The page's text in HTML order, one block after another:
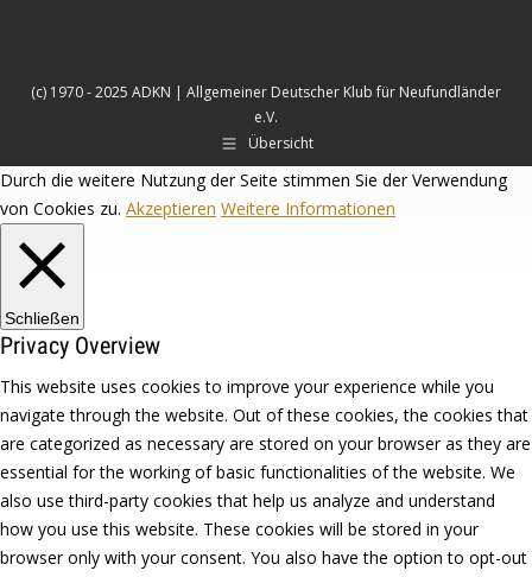
(c) 1970 - 2025 ADKN | Allgemeiner Deutscher Klub für Neufundländer
e.V.
Übersicht
Durch die weitere Nutzung der Seite stimmen Sie der Verwendung
von Cookies zu. Akzeptieren Weitere Informationen
Schließen
Privacy Overview
This website uses cookies to improve your experience while you
navigate through the website. Out of these cookies, the cookies that
are categorized as necessary are stored on your browser as they are
essential for the working of basic functionalities of the website. We
also use third-party cookies that help us analyze and understand
how you use this website. These cookies will be stored in your
browser only with your consent. You also have the option to opt-out